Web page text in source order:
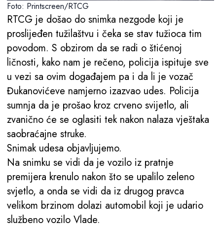
Foto: Printscreen/RTCG
RTCG je došao do snimka nezgode koji je
proslijeđen tužilaštvu i čeka se stav tužioca tim
povodom. S obzirom da se radi o štićenoj
ličnosti, kako nam je rečeno, policija ispituje sve
u vezi sa ovim događajem pa i da li je vozač
Đukanovićeve namjerno izazvao udes. Policija
sumnja da je prošao kroz crveno svijetlo, ali
zvanično će se oglasiti tek nakon nalaza vještaka
saobraćajne struke.
Snimak udesa objavljujemo.
Na snimku se vidi da je vozilo iz pratnje
premijera krenulo nakon što se upalilo zeleno
svjetlo, a onda se vidi da iz drugog pravca
velikom brzinom dolazi automobil koji je udario
službeno vozilo Vlade.